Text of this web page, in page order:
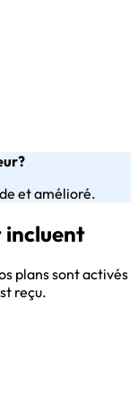
et amélioré.
incluent
plans sont activés
reçu.